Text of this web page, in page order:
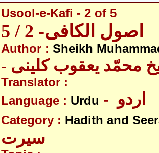
Usool-e-Kafi - 2 of 5
اصول الکافی- 2 / 5
Author : Sheikh
محمّد یعقوب کلینی
Translator :
Language : Urdu
Category : Hadith and
سیرت